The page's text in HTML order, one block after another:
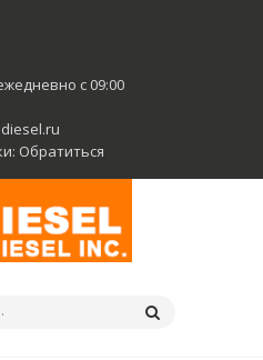
с 09:00
Обратиться